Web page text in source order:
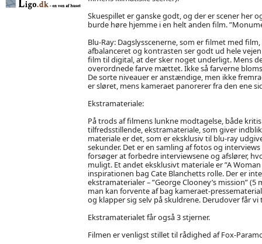
Skuespillet er ganske godt, og der er scener her
burde høre hjemme i en helt anden film.
Blu-Ray: Dagslysscenerne, som er filmet med
afbalanceret og kontrasten ser godt ud hele
film til digital, at der sker noget underligt. Mens
overordnede farve mættet. Ikke så farverne
De sorte niveauer er anstændige, men ikke
er sløret, mens kameraet panorerer fra den ene
Ekstramateriale:
På trods af filmens lunkne modtagelse, både
tilfredsstillende, ekstramateriale, som giver
materiale er det, som er eksklusiv til blu-ray
sekunder. Det er en samling af fotos og
forsøger at forbedre interviewsene og afslører,
muligt. Et andet eksklusivt materiale er ”A
inspirationen bag Cate Blanchetts rolle. Der er
ekstramaterialer – ”George Clooney’s mission”
man kan forvente af bag kameraet-
og klapper sig selv på skuldrene. Derudover får
Ekstramaterialet får også 3 stjerner.
Filmen er venligst stillet til rådighed af Fox-